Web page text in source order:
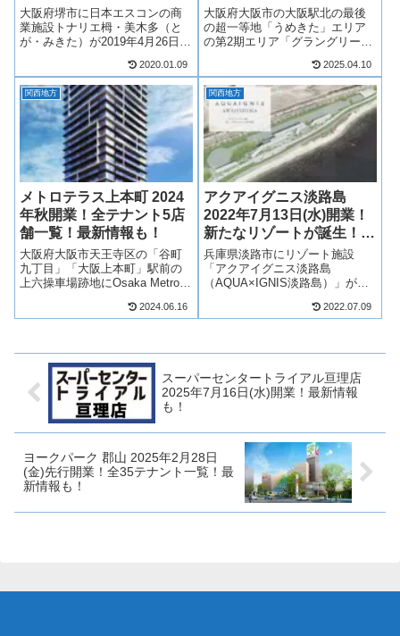
情報も！
大阪府堺市に日本エスコンの商
業施設トナリエ栂・美木多（と
が・みきた）が2019年4月26日
栂、ダイエー栂店の跡地に誕生
するトナリエ栂・美木多。飲食
店やスーパーマーケット、クリ
ニックなど29店舗が入居しま
す！そん...
2020.01.09
に？最新情報も！
大阪府大阪市の大阪駅北の最後
の超一等地「うめきた」エリア
の第2期エリア「グラングリーン
9月6日(火)に街びらきして、2025
年3月21日(金)には南館が開業！
そして、2027年に全体開業とな
ります！三菱地所...
2025.04.10
関西地方
メトロテラス上本町 2024
年秋開業！全テナント5店
舗一覧！最新情報も！
大阪府大阪市天王寺区の「谷町
九丁目」「大阪上本町」駅前の
上六操車場跡地にOsaka Metroの
阪上本町（上本町タワー）」に
ション「メトライズタワー大阪
2024.06.16
関西地方
アクアイグニス淡路島
2022年7月13日(水)開業！
新たなリゾートが誕生！最
新情報も！
兵庫県淡路市にリゾート施設
「アクアイグニス淡路島
（AQUA×IGNIS淡路島）」が
イグニス淡路島は、癒しと食を
がどのようなプロジェクトとな
2022.07.09
スーパーセンタートライアル亘理店
2025年7月16日(水)開業！最新情報
も！
ヨークパーク 郡山 2025年2月28日
(金)先行開業！全35テナント一覧！最
新情報も！